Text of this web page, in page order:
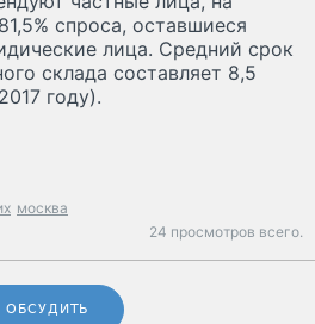
спроса, оставшиеся
лица. Средний срок
склада составляет 8,5
году).
москва
24 просмотров всего.
ОБСУДИТЬ